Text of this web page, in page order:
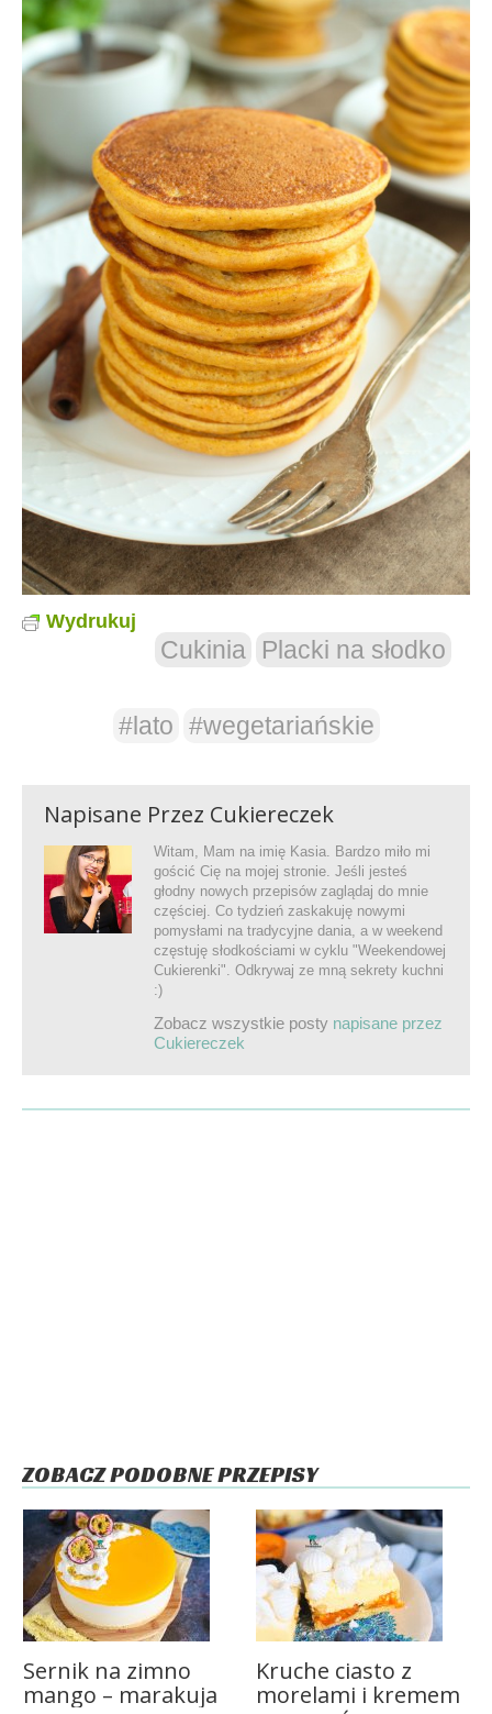
Wydrukuj
Cukinia Placki na słodko
#lato #wegetariańskie
Napisane Przez Cukiereczek
Witam, Mam na imię Kasia. Bardzo miło mi
gościć Cię na mojej stronie. Jeśli jesteś
głodny nowych przepisów zaglądaj do mnie
częściej. Co tydzień zaskakuję nowymi
pomysłami na tradycyjne dania, a w weekend
częstuję słodkościami w cyklu "Weekendowej
Cukierenki". Odkrywaj ze mną sekrety kuchni
:)
Zobacz wszystkie posty napisane przez
Cukiereczek
ZOBACZ PODOBNE PRZEPISY
Sernik na zimno
mango – marakuja
Kruche ciasto z
morelami i kremem